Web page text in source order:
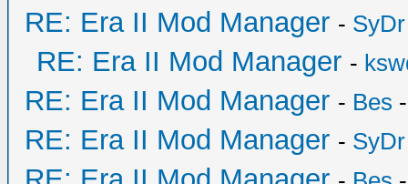
RE: Era II Mod Manager - SyDr
RE: Era II Mod Manager -
RE: Era II Mod Manager - Bes
RE: Era II Mod Manager - SyDr